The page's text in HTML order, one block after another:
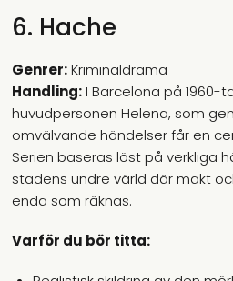
6. Hache
Genrer:Kriminaldrama
Handling:I Barcelona på 1960-
huvudpersonen Helena, som
omvälvande händelser får en
Serien baseras löst på verkliga
stadens undre värld där makt
enda som räknas.
Varför du bör titta: